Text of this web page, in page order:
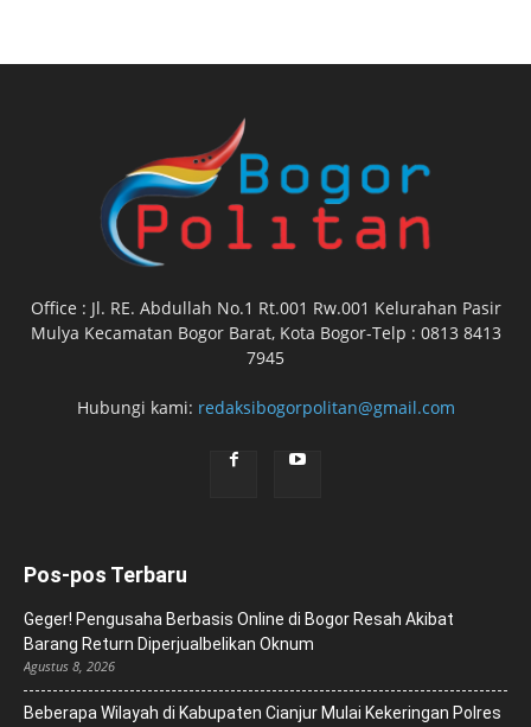
Office : Jl. RE. Abdullah No.1 Rt.001 Rw.001 Kelurahan Pasir
Mulya Kecamatan Bogor Barat, Kota Bogor-Telp : 0813 8413
7945
Hubungi kami: redaksibogorpolitan@gmail.com
Pos-pos Terbaru
Geger! Pengusaha Berbasis Online di Bogor Resah Akibat
Barang Return Diperjualbelikan Oknum
Agustus 8, 2026
Beberapa Wilayah di Kabupaten Cianjur Mulai Kekeringan Polres